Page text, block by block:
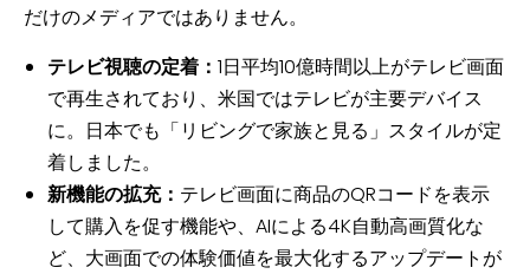
だけのメディアではありません。
テレビ視聴の定着： 1日平均10億時間以上がテレビ画面
で再生されており、米国ではテレビが主要デバイス
に。日本でも「リビングで家族と見る」スタイルが定
着しました。
新機能の拡充： テレビ画面に商品のQRコードを表示
して購入を促す機能や、AIによる4K自動高画質化な
ど、大画面での体験価値を最大化するアップデートが